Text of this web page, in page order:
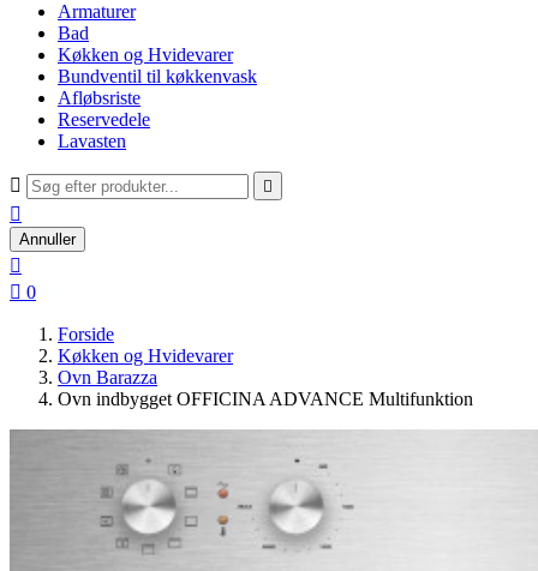
Armaturer
Bad
Køkken og Hvidevarer
Bundventil til køkkenvask
Afløbsriste
Reservedele
Lavasten
 

Annuller

 0
Forside
Køkken og Hvidevarer
Ovn Barazza
Ovn indbygget OFFICINA ADVANCE Multifunktion